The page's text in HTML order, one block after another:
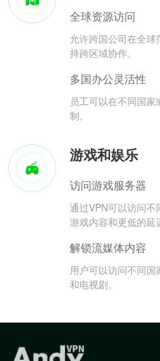
全球资源访问
允许跨国公司在全
持跨区域协作。
多国办公灵活性
员工可以在不同国
制。
游戏和娱乐
访问游戏服务器
通过VPN可以访问不
游戏内容和更低的延
解锁流媒体内容
用户可以访问不同
和电视剧。